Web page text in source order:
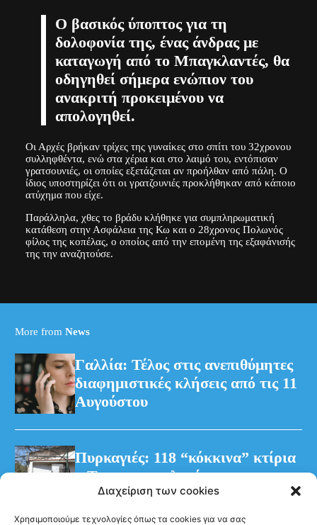
Διαχείριση των cookies
Χρησιμοποιούμε τεχνολογίες όπως τα cookies για να σας
Ο βασικός ύποπτος για τη
δολοφονία της, ένας άνδρας με
καταγωγή από το Μπαγκλαντές, θα
οδηγηθεί σήμερα ενώπιον του
ανακριτή προκειμένου να
απολογηθεί.
Οι Αρχές βρήκαν τρίχες της γυναίκες στο σπίτι του 32χρονου
συλληφθέντα, ενώ στα χέρια και στο λαιμό του, εντόπισαν
γρατσουνιές, οι οποίες εξετάζεται αν προήλθαν από πάλη. Ο
ίδιος υποστηρίζει ότι οι γρατζουνιές προκλήθηκαν από κάποιο
ατύχημα που είχε.
Παράλληλα, χθες το βράδυ κλήθηκε για συμπληρωματική
κατάθεση στην Ασφάλεια της Κω και ο 28χρονος Πολωνός
φίλος της κοπέλας, ο οποίος από την επομένη της εξαφάνισής
της την αναζητούσε.
More from News
Γαλλία: Τέλος στις ανεπιθύμητες
διαφημιστικές κλήσεις από τις 11
Αυγούστου
Πυρκαγιές: 118 “κόκκινα” κτίρια
– Τρεις προφυλακίσεις για τη
φωτιά στη Βοιωτία